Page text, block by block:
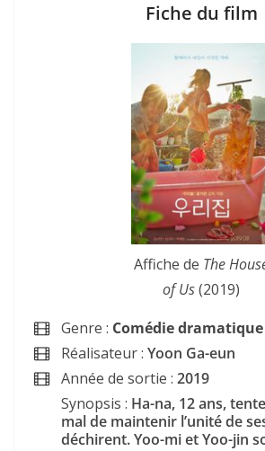
Fiche du film
Affiche de The
of Us(2019)
Genre : Comédie dramatique
Réalisateur : Yoon Ga-eun
Année de sortie : 2019
Synopsis : Ha-na, 12 ans,
mal de maintenir l’unité de
déchirent. Yoo-mi et Yoo-jin